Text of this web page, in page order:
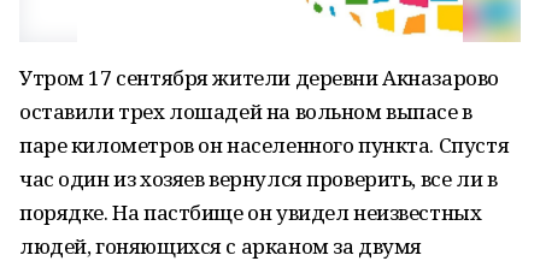
Утром 17 сентября жители деревни Акназарово
оставили трех лошадей на вольном выпасе в
паре километров он населенного пункта. Спустя
час один из хозяев вернулся проверить, все ли в
порядке. На пастбище он увидел неизвестных
людей, гоняющихся с арканом за двумя